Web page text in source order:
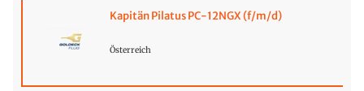
Kapitän Pilatus PC-12NGX (f/m/d)
Österreich